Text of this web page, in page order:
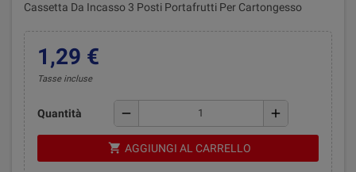
Cassetta Da Incasso 3 Posti Portafrutti Per Cartongesso
1,29 €
Tasse incluse
Quantità remove add
shopping_cart AGGIUNGI AL CARRELLO